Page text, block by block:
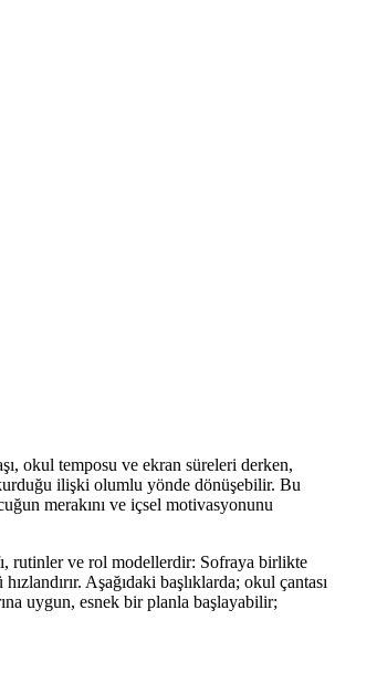
okul temposu ve ekran süreleri derken,
ilişki olumlu yönde dönüşebilir. Bu
merakını ve içsel motivasyonunu
rutinler ve rol modellerdir: Sofraya birlikte
Aşağıdaki başlıklarda; okul çantası
uygun, esnek bir planla başlayabilir;